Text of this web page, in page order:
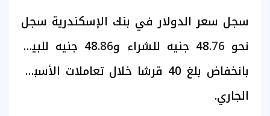
سجل سعر الدولار في بنك الإسكندرية سجل
نحو 48 .76 جنيه للشراء و48.86
جنيه للبيع،
بانخفاض بلغ 40 قرشا خلال تعاملات الأسبوع
الجاري.